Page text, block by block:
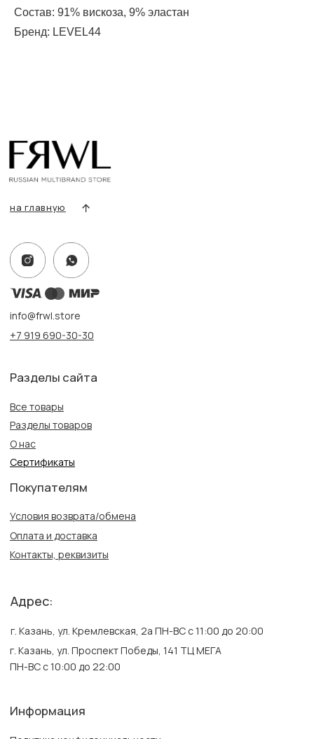
Состав: 91% вискоза, 9% эластан
Бренд: LEVEL44
Разделы сайта
Оплата и доставка
Контакты, реквизиты
Информация
Политика конфиденциальности
Создание сайта
г. Казань, ул. Кремлевская, 2а ПН-ВС с 11:00 до 20:00